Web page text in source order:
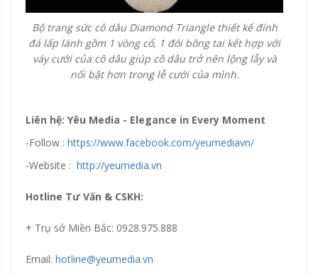
Bộ trang sức cô dâu Diamond Triangle thiết kế đính
đá lấp lánh gồm 1 vòng cổ, 1 đôi bông tai kết hợp với
váy cưới của cô dâu giúp cô dâu trở nên lộng lẫy và
nổi bật hơn trong lễ cưới của mình.
Liên hệ: Yêu Media - Elegance in Every Moment
-Follow : https://www.facebook.com/yeumediavn/
-Website : http://yeumedia.vn
Hotline Tư Vấn & CSKH:
+ Trụ sở Miền Bắc: 0928.975.888
Email: hotline@yeumedia.vn